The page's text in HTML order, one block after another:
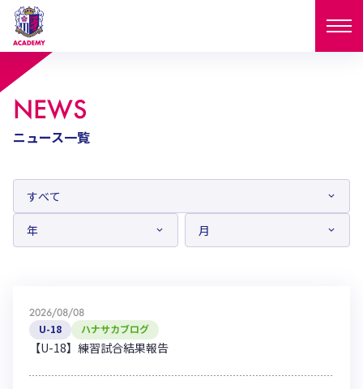
ニュース
U-18 U-15
ガールズU-15
試合日程
西U-15
選手
PLAYERS
U-18
西U-15
スタッフ
SELECTION
フィロソフィー
ハナサカクラブ
NEWS
ニュース一覧
2026/08/08
U-18 ハナサカブログ
【U-18】練習試合結果報告